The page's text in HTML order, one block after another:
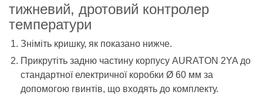
тижневий, дротовий контролер
температури
Зніміть кришку, як показано нижче.
Прикрутіть задню частину корпусу AURATON 2YA до
стандартної електричної коробки Ø 60 мм за
допомогою гвинтів, що входять до комплекту.